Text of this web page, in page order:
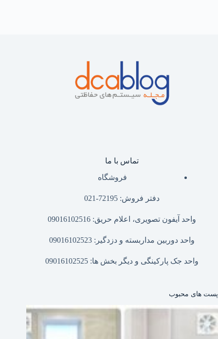
تماس با ما
فروشگاه
دفتر فروش: 72195-021
واحد آیفون تصویری، اعلام حریق: 09016102516
واحد دوربین مداربسته و دزدگیر: 09016102523
واحد جک پارکینگی و دیگر بخش ها: 09016102525
پست های محبوب